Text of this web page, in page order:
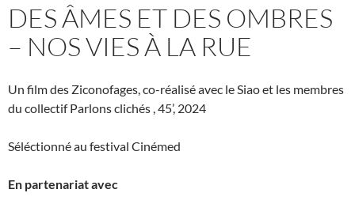
DES ÂMES ET DES OMBRES
– NOS VIES À LA RUE
Un film des Ziconofages, co-réalisé avec le Siao et les membres
du collectif Parlons clichés , 45’, 2024
Séléctionné au festival Cinémed
En partenariat avec